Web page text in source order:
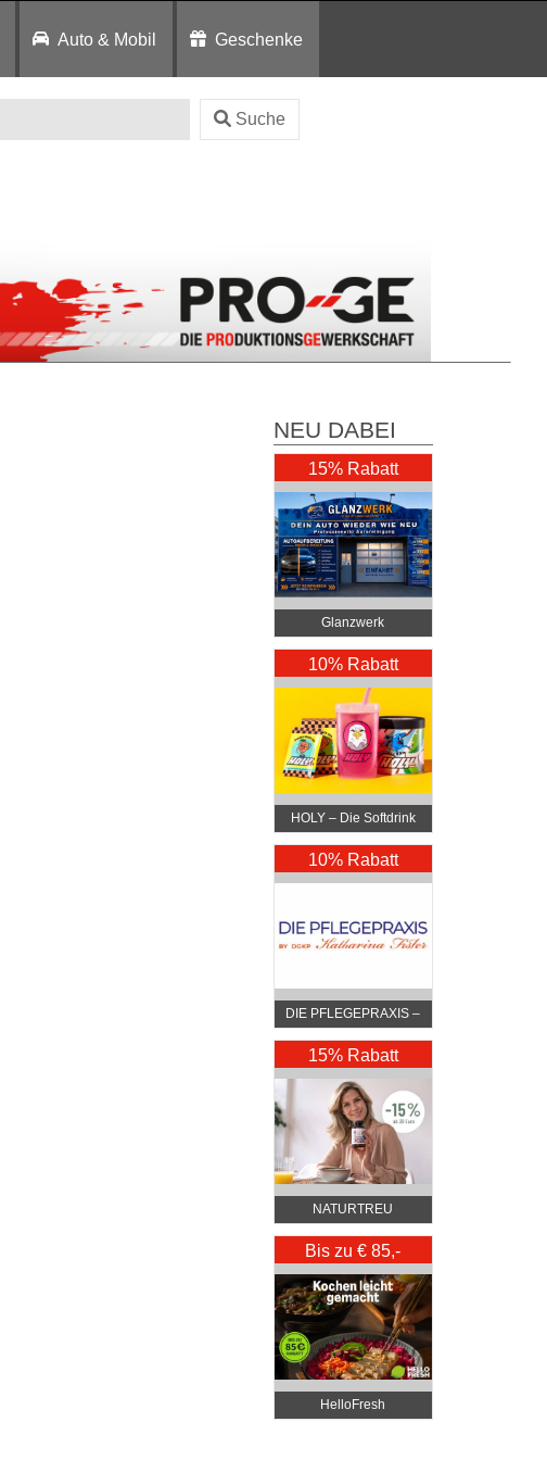
Auto & Mobil Geschenke
Suche
NEU DABEI
15% Rabatt
Glanzwerk
Autoreinigung
10% Rabatt
HOLY – Die Softdrink
Revolution
10% Rabatt
DIE PFLEGEPRAXIS –
by DGKP Katharina
Fister
15% Rabatt
NATURTREU
Bis zu € 85,-
Rabatt
HelloFresh